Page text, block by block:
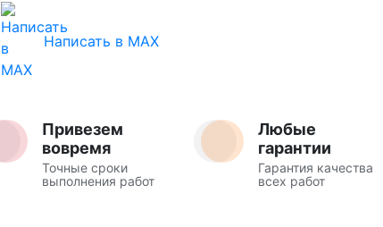
Написать в MAX
Привезем
вовремя
Точные сроки
выполнения работ
Любые
гарантии
Гарантия качества
всех работ